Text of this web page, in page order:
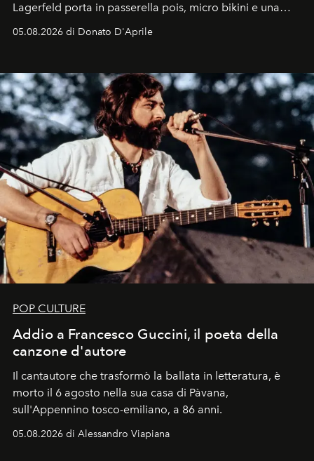
Lagerfeld porta in passerella pois, micro bikini e una
logomania pensata per la spiaggia
Kate, Claudia e Carla una dietro l'altra. Trent'anni dopo,
uno dei documenti più contemporanei che abbiamo.
05.08.2026 di Donato D'Aprile
POP CULTURE
Addio a Francesco Guccini, il poeta della
canzone d'autore
Il cantautore che trasformò la ballata in letteratura, è
morto il 6 agosto nella sua casa di Pàvana,
sull'Appennino tosco-emiliano, a 86 anni.
05.08.2026 di Alessandro Viapiana